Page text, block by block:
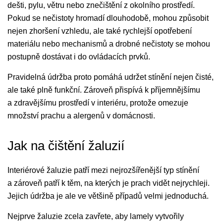
dešti, pylu, větru nebo znečištění z okolního prostředí.
Pokud se nečistoty hromadí dlouhodobě, mohou způsobit
nejen zhoršení vzhledu, ale také rychlejší opotřebení
materiálu nebo mechanismů a drobné nečistoty se mohou
postupně dostávat i do ovládacích prvků.
Pravidelná údržba proto pomáhá udržet stínění nejen čisté,
ale také plně funkční. Zároveň přispívá k příjemnějšímu
a zdravějšímu prostředí v interiéru, protože omezuje
množství prachu a alergenů v domácnosti.
Jak na čištění žaluzií
Interiérové žaluzie patří mezi nejrozšířenější typ stínění
a zároveň patří k těm, na kterých je prach vidět nejrychleji.
Jejich údržba je ale ve většině případů velmi jednoduchá.
Nejprve žaluzie zcela zavřete, aby lamely vytvořily